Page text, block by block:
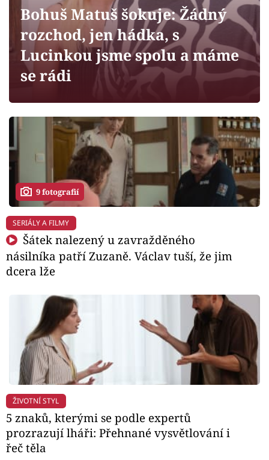
Sledujte prima+
Filmový festival Karlovy Vary
Mámy sobě
Přihlášení
Sledujte nás
Bohuš Matuš šokuje: Žádný
rozchod, jen hádka, s
Lucinkou jsme spolu a máme
se rádi
9 fotografií
SERIÁLY A FILMY
Šátek nalezený u zavražděného
násilníka patří Zuzaně. Václav tuší, že jim
dcera lže
ŽIVOTNÍ STYL
5 znaků, kterými se podle expertů
prozrazují lháři: Přehnané vysvětlování i
řeč těla